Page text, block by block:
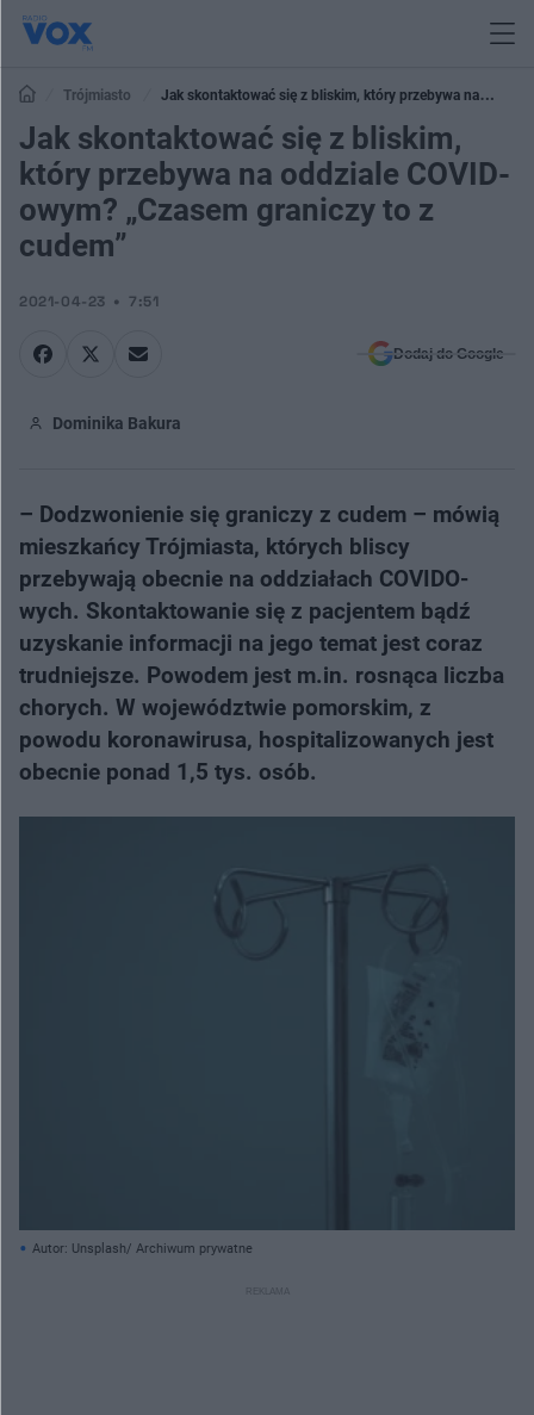
Trójmiasto
Jak skontaktować się z bliskim, który przebywa na
oddziale COVID-owym? „Czasem graniczy to z cudem”
Jak skontaktować się z bliskim,
który przebywa na oddziale COVID-
owym? „Czasem graniczy to z
cudem”
2021-04-23 7:51
Dodaj do Google
Dominika Bakura
– Dodzwonienie się graniczy z cudem – mówią
mieszkańcy Trójmiasta, których bliscy
przebywają obecnie na oddziałach COVIDO-
wych. Skontaktowanie się z pacjentem bądź
uzyskanie informacji na jego temat jest coraz
trudniejsze. Powodem jest m.in. rosnąca liczba
chorych. W województwie pomorskim, z
powodu koronawirusa, hospitalizowanych jest
obecnie ponad 1,5 tys. osób.
Autor: Unsplash/ Archiwum prywatne